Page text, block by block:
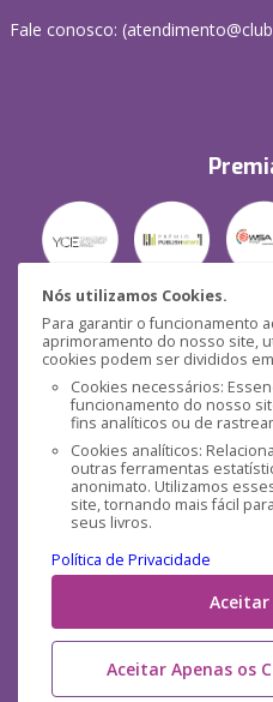
Nós utilizamos Cookies.
Para garantir o funcionamento
aprimoramento do nosso site,
cookies podem ser divididos
Cookies necessários:
funcionamento do nosso
fins analíticos ou de
Cookies analíticos:
outras ferramentas
anonimato. Utilizamos
site, tornando mais fácil
seus livros.
Política de Privacidade
Aceitar Apenas os
Fale conosco: (
Mídias